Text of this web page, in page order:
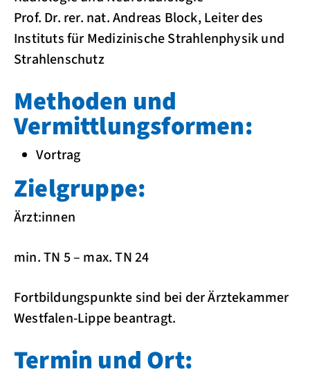
Prof. Dr. rer. nat. Andreas Block, Leiter des
Instituts für Medizinische Strahlenphysik und
Strahlenschutz
Methoden und
Vermittlungsformen:
Vortrag
Zielgruppe:
Ärzt:innen
min. TN 5 – max. TN 24
Fortbildungspunkte sind bei der Ärztekammer
Westfalen-Lippe beantragt.
Termin und Ort: